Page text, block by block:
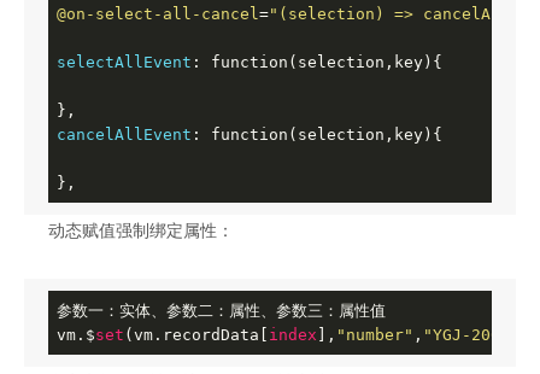
@on-select-all-cancel ="(selection) =>
selectAllEvent : function(selection,key){
cancelAllEvent : function(selection,key){
},
动态赋值强制绑定属性：
参数一：实体、参数二：属性、参数三：属性值
vm.$set (vm.recordData[ index ], "number" , "YGJ-2001"